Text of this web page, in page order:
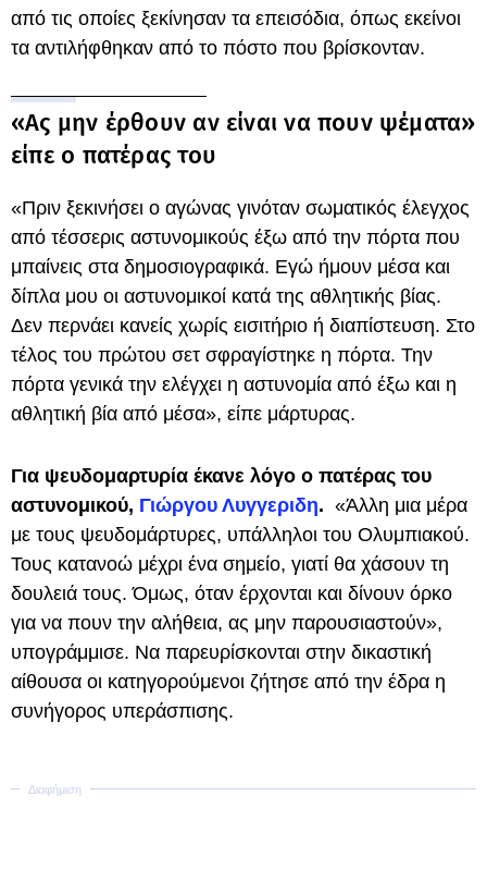
από τις οποίες ξεκίνησαν τα επεισόδια, όπως εκείνοι
τα αντιλήφθηκαν από το πόστο που βρίσκονταν.
«Ας μην έρθουν αν είναι να πουν ψέματα»
είπε ο πατέρας του
«Πριν ξεκινήσει ο αγώνας γινόταν σωματικός έλεγχος
από τέσσερις αστυνομικούς έξω από την πόρτα που
μπαίνεις στα δημοσιογραφικά. Εγώ ήμουν μέσα και
δίπλα μου οι αστυνομικοί κατά της αθλητικής βίας.
Δεν περνάει κανείς χωρίς εισιτήριο ή διαπίστευση. Στο
τέλος του πρώτου σετ σφραγίστηκε η πόρτα. Την
πόρτα γενικά την ελέγχει η αστυνομία από έξω και η
αθλητική βία από μέσα», είπε μάρτυρας.
Για ψευδομαρτυρία έκανε λόγο ο πατέρας του
αστυνομικού, Γιώργου Λυγγεριδη. «Άλλη μια μέρα
με τους ψευδομάρτυρες, υπάλληλοι του Ολυμπιακού.
Τους κατανοώ μέχρι ένα σημείο, γιατί θα χάσουν τη
δουλειά τους. Όμως, όταν έρχονται και δίνουν όρκο
για να πουν την αλήθεια, ας μην παρουσιαστούν»,
υπογράμμισε. Να παρευρίσκονται στην δικαστική
αίθουσα οι κατηγορούμενοι ζήτησε από την έδρα η
συνήγορος υπεράσπισης.